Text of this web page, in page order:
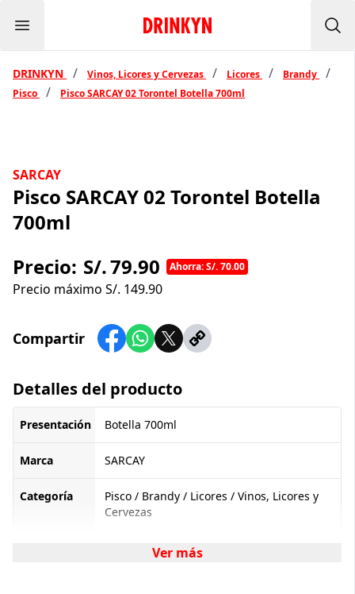
Menu Inicio Drinkyn
DRINKYN / Vinos, Licores y Cervezas / Licores / Brandy /
Pisco / Pisco SARCAY 02 Torontel Botella 700ml
SARCAY
Pisco SARCAY 02 Torontel Botella
700ml
Precio: S/.79.90 Ahorra: S/. 70.00
Precio máximo S/. 149.90
Compartir
Detalles del producto
Presentación Botella 700ml
Marca SARCAY
Categoría
Pisco / Brandy / Licores / Vinos, Licores y
Cervezas
Ver más